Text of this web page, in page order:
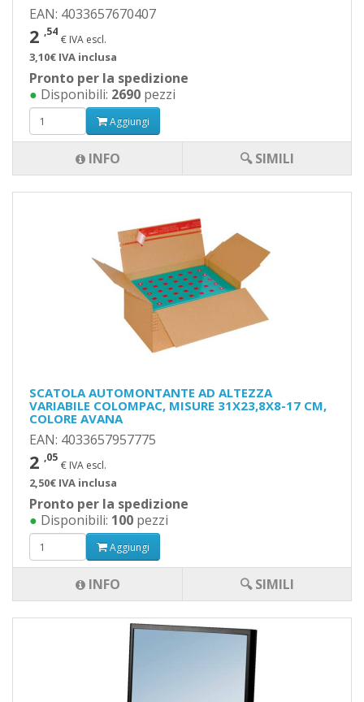
EAN: 4033657670407
2 ,54
€ IVA escl.
3,10€ IVA inclusa
Pronto per la spedizione
● Disponibili: 2690 pezzi
Aggiungi
INFO 🔍 SIMILI
SCATOLA AUTOMONTANTE AD ALTEZZA
VARIABILE COLOMPAC, MISURE 31X23,8X8-17 CM,
COLORE AVANA
EAN: 4033657957775
2 ,05
€ IVA escl.
2,50€ IVA inclusa
Pronto per la spedizione
● Disponibili: 100 pezzi
Aggiungi
INFO 🔍 SIMILI